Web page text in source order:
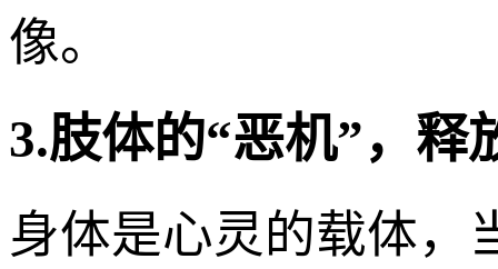
像。
3.肢体的“恶机”，释
身体是心灵的载体，